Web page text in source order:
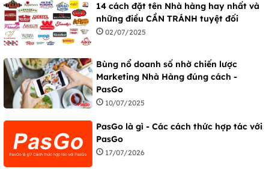
14 cách đặt tên Nhà hàng hay nhất và
những điều CẦN TRÁNH tuyệt đối
02/07/2025
Bùng nổ doanh số nhờ chiến lược
Marketing Nhà Hàng đúng cách -
PasGo
10/07/2025
PasGo là gì - Các cách thức hợp tác với
PasGo
17/07/2026